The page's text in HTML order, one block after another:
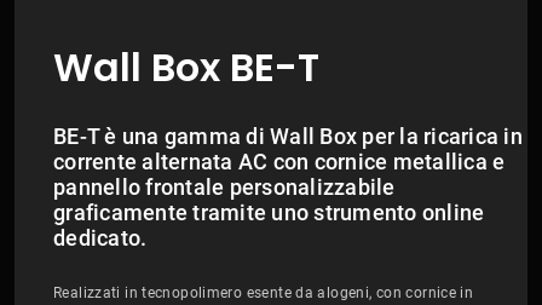
Wall Box BE-T
BE-T è una gamma di Wall Box per la ricarica in
corrente alternata AC con cornice metallica e
pannello frontale personalizzabile
graficamente tramite uno strumento online
dedicato.
Realizzati in tecnopolimero esente da alogeni, con cornice in